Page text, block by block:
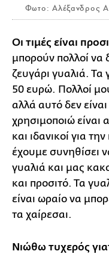
Φωτο: Αλέξανδρος
Οι τιμές είναι
μπορούν πολλοί να
ζευγάρι γυαλιά. Τα
50 ευρώ. Πολλοί
αλλά αυτό δεν
χρησιμοποιώ είναι
και ιδανικοί για
έχουμε συνηθίσει
γυαλιά και μας
και προσιτό. Τα
είναι ωραίο να
τα χαίρεσαι.
Νιώθω τυχερός